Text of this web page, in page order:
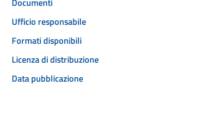
Documenti
Ufficio responsabile
Formati disponibili
Licenza di distribuzione
Data pubblicazione